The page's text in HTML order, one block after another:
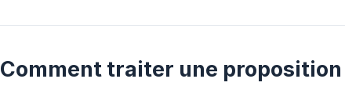
Comment traiter une proposition